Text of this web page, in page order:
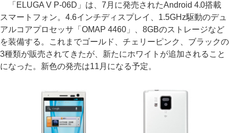
「ELUGA V P-06D」は、7月に発売されたAndroid 4.0搭載
スマートフォン。4.6インチディスプレイ、1.5GHz駆動のデュ
アルコアプロセッサ「OMAP 4460」、8GBのストレージなど
を装備する。これまでゴールド、チェリーピンク、ブラックの
3種類が販売されてきたが、新たにホワイトが追加されること
になった。新色の発売は11月になる予定。